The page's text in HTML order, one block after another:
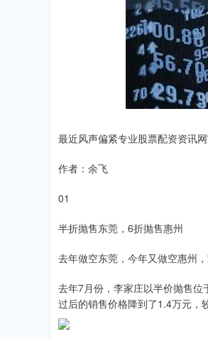
最近风声偏紧专业股票配资资讯
作者：余飞
01
半折抛售东莞，6折抛售惠州
去年做空东莞，今年又做空惠州，
去年7月份，李家庄以半价抛售位
过后的销售价格降到了1.4万元，